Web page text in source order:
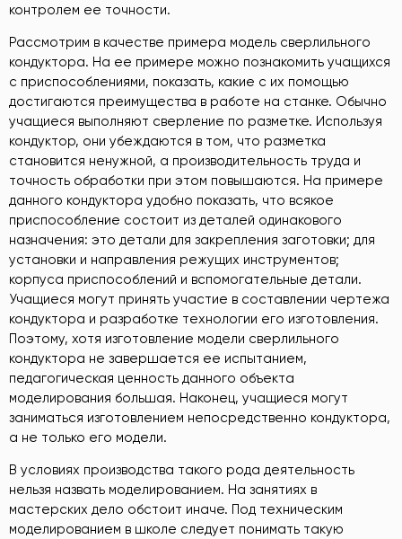
контролем ее точности.
Рассмотрим в качестве примера модель сверлильного
кондуктора. На ее примере можно познакомить учащихся
с приспособлениями, показать, какие с их помощью
достигаются преимущества в работе на станке. Обычно
учащиеся выполняют сверление по разметке. Используя
кондуктор, они убеждаются в том, что разметка
становится ненужной, а производительность труда и
точность обработки при этом повышаются. На примере
данного кондуктора удобно показать, что всякое
приспособление состоит из деталей одинакового
назначения: это детали для закрепления заготовки; для
установки и направления режущих инструментов;
корпуса приспособлений и вспомогательные детали.
Учащиеся могут принять участие в составлении чертежа
кондуктора и разработке технологии его изготовления.
Поэтому, хотя изготовление модели сверлильного
кондуктора не завершается ее испытанием,
педагогическая ценность данного объекта
моделирования большая. Наконец, учащиеся могут
заниматься изготовлением непосредственно кондуктора,
а не только его модели.
В условиях производства такого рода деятельность
нельзя назвать моделированием. На занятиях в
мастерских дело обстоит иначе. Под техническим
моделированием в школе следует понимать такую